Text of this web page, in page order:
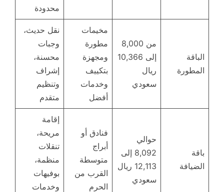
محدودة
الباقة
المطورة
من 8,000
إلى 10,366
ريال
سعودي
مخيمات
مطورة
ومجهزة
بتكييف
وخدمات
أفضل
نقل حديث،
وجبات
محسنة،
إشراف
وتنظيم
متقدم
باقة
الضيافة
حوالي
8,092 إلى
12,113 ريال
سعودي
فنادق أو
أبراج
متوسطة
القرب من
الحرم
إقامة
مريحة،
تنقلات
منظمة،
بوفيهات
وخدمات